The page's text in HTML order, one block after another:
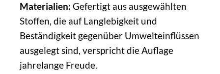
Materialien: Gefertigt aus ausgewählten
Stoffen, die auf Langlebigkeit und
Beständigkeit gegenüber Umwelteinflüssen
ausgelegt sind, verspricht die Auflage
jahrelange Freude.